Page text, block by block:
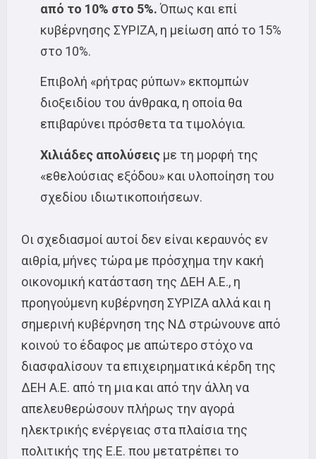
από το 10% στο 5%.Όπως και επί
κυβέρνησης ΣΥΡΙΖΑ, η μείωση από το 15%
στο 10%.
Επιβολή «ρήτρας ρύπων» εκπομπών
διοξειδίου του άνθρακα, η οποία θα
επιβαρύνει πρόσθετα τα τιμολόγια.
Χιλιάδες απολύσεις με τη μορφή της
«εθελούσιας εξόδου» και υλοποίηση του
σχεδίου ιδιωτικοποιήσεων.
Οι σχεδιασμοί αυτοί δεν είναι κεραυνός εν
αιθρία, μήνες τώρα με πρόσχημα την κακή
οικονομική κατάσταση της ΔΕΗ Α.Ε., η
προηγούμενη κυβέρνηση ΣΥΡΙΖΑ αλλά και η
σημερινή κυβέρνηση της ΝΔ στρώνουνε από
κοινού το έδαφος με απώτερο στόχο να
διασφαλίσουν τα επιχειρηματικά κέρδη της
ΔΕΗ Α.Ε. από τη μια και από την άλλη να
απελευθερώσουν πλήρως την αγορά
ηλεκτρικής ενέργειας στα πλαίσια της
πολιτικής της Ε.Ε. που μετατρέπει το